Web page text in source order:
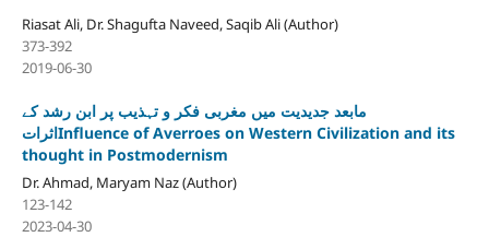
Riasat Ali, Dr. Shagufta Naveed, Saqib Ali (Author)
373-392
2019-06-30
مابعد جدیدیت میں مغربی فکر و تہذیب پر ابن رشد کے
اثراتInfluence of Averroes on Western Civilization and its
thought in Postmodernism
Dr. Ahmad, Maryam Naz (Author)
123-142
2023-04-30